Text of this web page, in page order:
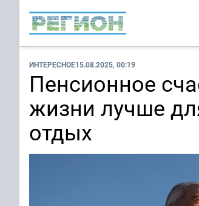
ИНТЕРЕСНОЕ15.08.2025, 00:19
Пенсионное
жизни лучше
отдых